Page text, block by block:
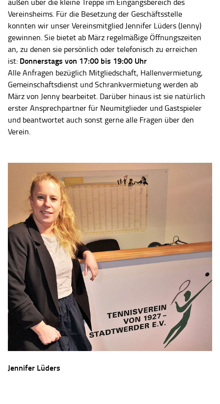
außen über die kleine Treppe im Eingangsbereich des
Vereinsheims. Für die Besetzung der Geschäftsstelle
konnten wir unser Vereinsmitglied Jennifer Lüders (Jenny)
gewinnen. Sie bietet ab März regelmäßige Öffnungszeiten
an, zu denen sie persönlich oder telefonisch zu erreichen
ist: Donnerstags von 17:00 bis 19:00 Uhr
Alle Anfragen bezüglich Mitgliedschaft, Hallenvermietung,
Gemeinschaftsdienst und Schrankvermietung werden ab
März von Jenny bearbeitet. Darüber hinaus ist sie natürlich
erster Ansprechpartner für Neumitglieder und Gastspieler
und beantwortet auch sonst gerne alle Fragen über den
Verein.
Jennifer Lüders